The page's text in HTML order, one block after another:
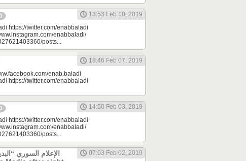
13:53 Feb 10, 2019
https://twitter.com/enabbaladi
enabbaladi/
posts...
18:46 Feb 07, 2019
enab.baladi
https://twitter.com/enabbaladi
14:50 Feb 03, 2019
https://twitter.com/enabbaladi
enabbaladi/
posts...
الإعلام السوري
07:03 Feb 02, 2019